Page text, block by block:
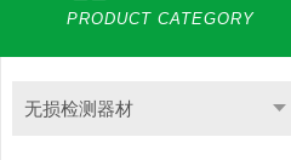
PRODUCT CATEGORY
无损检测器材